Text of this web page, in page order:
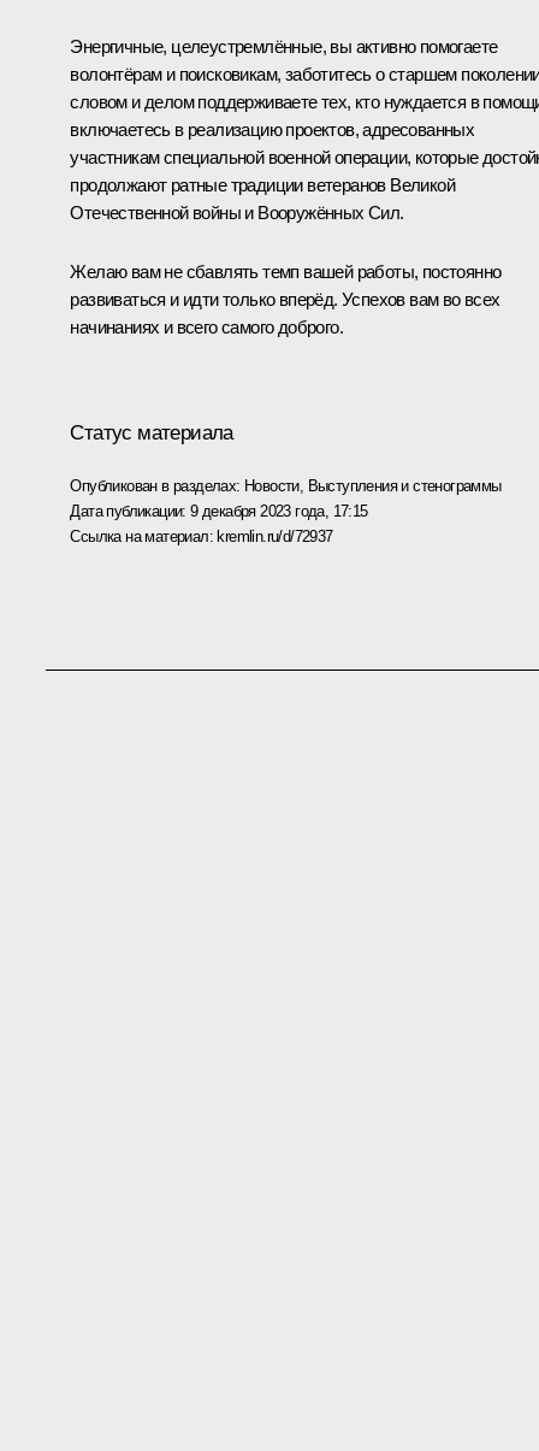
Энергичные, целеустремлённые, вы активно помогаете
волонтёрам и поисковикам, заботитесь о старшем
словом и делом поддерживаете тех, кто нуждается в
включаетесь в реализацию проектов, адресованных
участникам специальной военной операции, которые
продолжают ратные традиции ветеранов Великой
Отечественной войны и Вооружённых Сил.
Желаю вам не сбавлять темп вашей работы, постоянно
развиваться и идти только вперёд. Успехов вам во всех
начинаниях и всего самого доброго.
Статус материала
Опубликован в разделах: Новости, Выступления и стенограммы
Дата публикации:9 декабря 2023 года, 17:15
Ссылка на материал:kremlin.ru/d/72937